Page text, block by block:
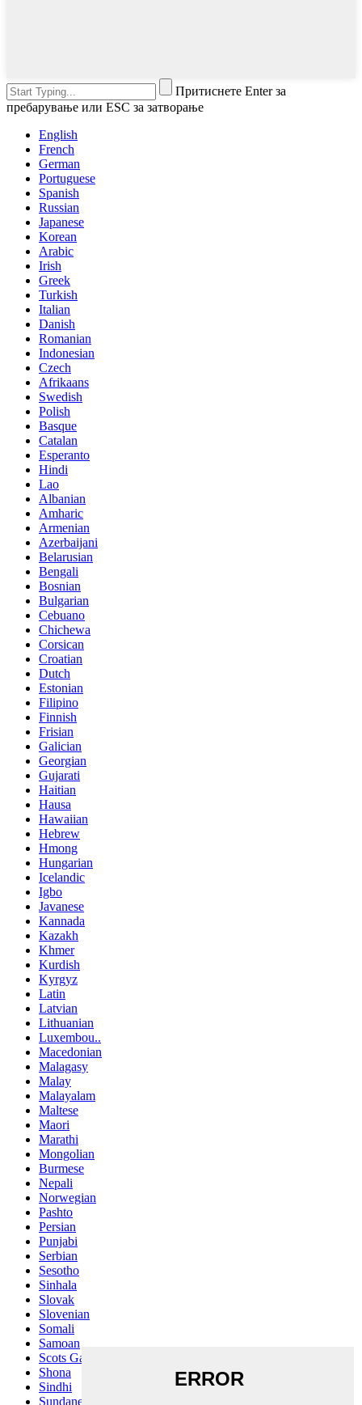
Притиснете Enter за
пребарување или ESC за затворање
English
French
German
Portuguese
Spanish
Russian
Japanese
Korean
Arabic
Irish
Greek
Turkish
Italian
Danish
Romanian
Indonesian
Czech
Afrikaans
Swedish
Polish
Basque
Catalan
Esperanto
Hindi
Lao
Albanian
Amharic
Armenian
Azerbaijani
Belarusian
Bengali
Bosnian
Bulgarian
Cebuano
Chichewa
Corsican
Croatian
Dutch
Estonian
Filipino
Finnish
Frisian
Galician
Georgian
Gujarati
Haitian
Hausa
Hawaiian
Hebrew
Hmong
Hungarian
Icelandic
Igbo
Javanese
Kannada
Kazakh
Khmer
Kurdish
Kyrgyz
Latin
Latvian
Lithuanian
Luxembou..
Macedonian
Malagasy
Malay
Malayalam
Maltese
Maori
Marathi
Mongolian
Burmese
Nepali
Norwegian
Pashto
Persian
Punjabi
Serbian
Sesotho
Sinhala
Slovak
Slovenian
Somali
Samoan
Scots Gaelic
Shona
Sindhi
Sundanese